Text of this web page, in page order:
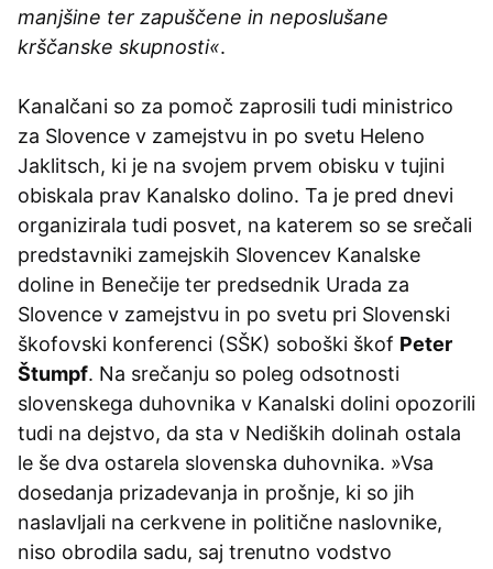
manjšine ter zapuščene in neposlušane
krščanske skupnosti«.
Kanalčani so za pomoč zaprosili tudi ministrico
za Slovence v zamejstvu in po svetu Heleno
Jaklitsch, ki je na svojem prvem obisku v tujini
obiskala prav Kanalsko dolino. Ta je pred dnevi
organizirala tudi posvet, na katerem so se srečali
predstavniki zamejskih Slovencev Kanalske
doline in Benečije ter predsednik Urada za
Slovence v zamejstvu in po svetu pri Slovenski
škofovski konferenci (SŠK) soboški škof Peter
Štumpf. Na srečanju so poleg odsotnosti
slovenskega duhovnika v Kanalski dolini opozorili
tudi na dejstvo, da sta v Nediških dolinah ostala
le še dva ostarela slovenska duhovnika. »Vsa
dosedanja prizadevanja in prošnje, ki so jih
naslavljali na cerkvene in politične naslovnike,
niso obrodila sadu, saj trenutno vodstvo